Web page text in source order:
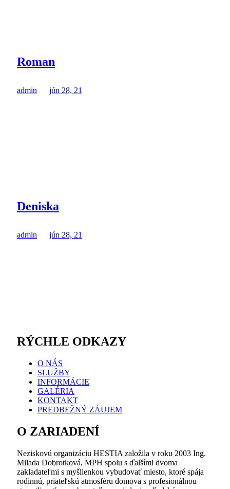
Roman
admin jún 28, 21
Deniska
admin jún 28, 21
RÝCHLE ODKAZY
O NÁS
SLUŽBY
INFORMÁCIE
GALÉRIA
KONTAKT
PREDBEŽNÝ ZÁUJEM
O ZARIADENÍ
Neziskovú organizáciu HESTIA založila v roku 2003 Ing.
Milada Dobrotková, MPH spolu s ďalšími dvoma
zakladateľmi s myšlienkou vybudovať miesto, ktoré spája
rodinnú, priateľskú atmosféru domova s profesionálnou